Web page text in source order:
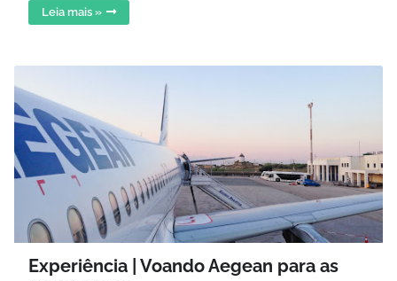
Leia mais »
Experiência | Voando Aegean para as